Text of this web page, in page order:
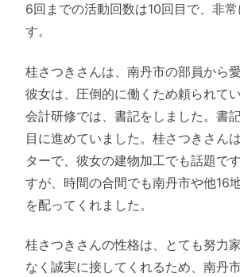
6回までの活動回数は10回目で、非
す。
桂さつきさんは、南丹市の部員から
彼女は、圧倒的に働くため頼られて
会計研修では、書記をしました。書
目に進めていました。桂さつきさん
ターで、彼女の建物加工でも話題で
すが、時間の合間でも南丹市や他16
を配ってくれました。
桂さつきさんの性格は、とても努力
なく誠実に接してくれるため、南丹